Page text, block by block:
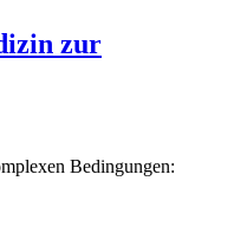
zur
Bedingungen: